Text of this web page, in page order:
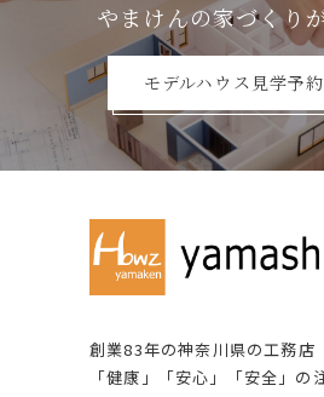
やまけんの家づくり
モデルハウス見学予
創業83年の神奈川県の⼯務店
「健康」「安⼼」「安全」の